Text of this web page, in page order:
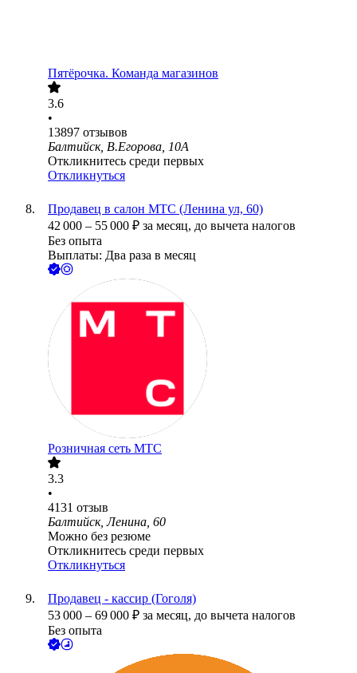
Пятёрочка. Команда магазинов
3.6
•
13897 отзывов
Балтийск, В.Егорова, 10А
Откликнитесь среди первых
Откликнуться
Продавец в салон МТС (Ленина ул, 60)
42 000 – 55 000 ₽ за месяц, до вычета налогов
Без опыта
Выплаты: Два раза в месяц
Розничная сеть МТС
3.3
•
4131 отзыв
Балтийск, Ленина, 60
Можно без резюме
Откликнитесь среди первых
Откликнуться
Продавец - кассир (Гоголя)
53 000 – 69 000 ₽ за месяц, до вычета налогов
Без опыта